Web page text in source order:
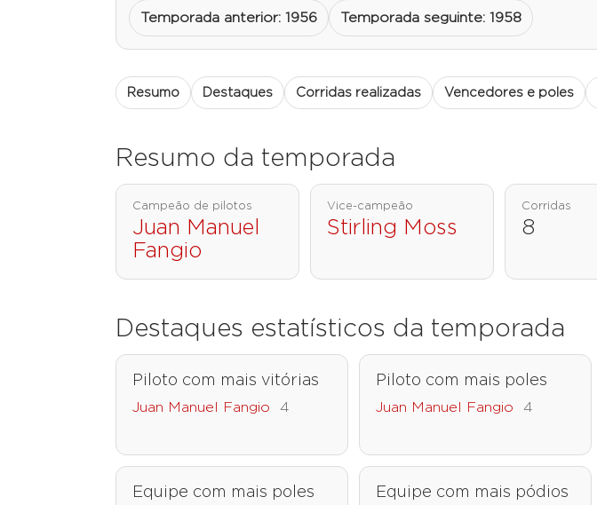
Temporada anterior: 1956 Temporada seguinte: 1958
Resumo Destaques Corridas realizadas Vencedores e poles
Resumo da temporada
Campeão de pilotos
Juan Manuel
Fangio
Vice-campeão
Stirling Moss
Corridas
8
Destaques estatísticos da temporada
Piloto com mais vitórias
Juan Manuel Fangio 4
Piloto com mais poles
Juan Manuel Fangio 4
Equipe com mais poles Equipe com mais pódios